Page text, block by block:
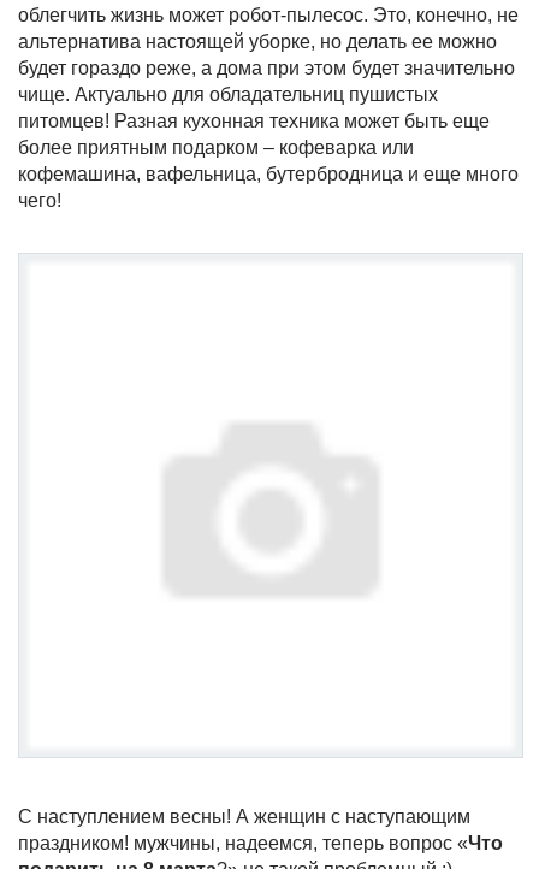
облегчить жизнь может робот-пылесос. Это, конечно, не
альтернатива настоящей уборке, но делать ее можно
будет гораздо реже, а дома при этом будет значительно
чище. Актуально для обладательниц пушистых
питомцев! Разная кухонная техника может быть еще
более приятным подарком – кофеварка или
кофемашина, вафельница, бутербродница и еще много
чего!
С наступлением весны! А женщин с наступающим
праздником! мужчины, надеемся, теперь вопрос «Что